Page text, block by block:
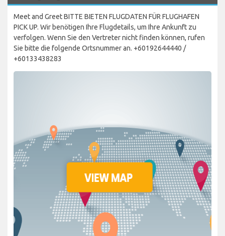
Meet and Greet BITTE BIETEN FLUGDATEN FÜR FLUGHAFEN
PICK UP. Wir benötigen Ihre Flugdetails, um Ihre Ankunft zu
verfolgen. Wenn Sie den Vertreter nicht finden können, rufen
Sie bitte die folgende Ortsnummer an. +60192644440 /
+60133438283